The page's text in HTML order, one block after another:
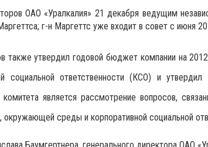
ОАО «Уралкалия» 21 декабря ведущим
г-н Маргеттс уже входит в совет с июня
также утвердил годовой бюджет компании на
социальной ответственности (КСО) и
комитета является рассмотрение вопросов,
окружающей среды и корпоративной социальной